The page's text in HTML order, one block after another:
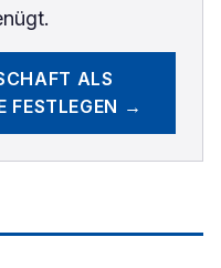
ALS
FESTLEGEN →